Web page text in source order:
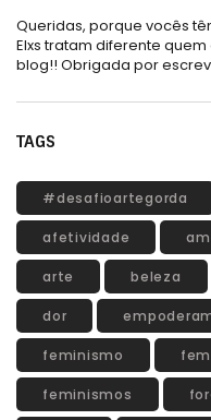
Queridas, porque vocês
Elxs tratam diferente
blog!! Obrigada por
TAGS
#desafioartegorda
afetividade
arte beleza
dor
feminismo
feminismos